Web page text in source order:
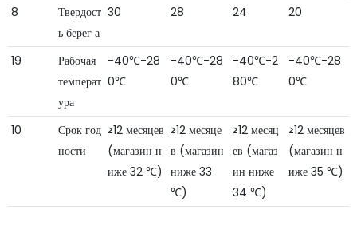
8
Твердост
ь берег а
30 28 24 20
19
Рабочая
температ
ура
-40℃-28
0℃
-40℃-28
0℃
-40℃-2
80℃
-40℃-28
0℃
10
Срок год
ности
≥12 месяцев
(магазин н
иже 32 ℃)
≥12 месяце
в (магазин
ниже 33
℃)
≥12 месяц
ев (магаз
ин ниже
34 ℃)
≥12 месяцев
(магазин н
иже 35 ℃)